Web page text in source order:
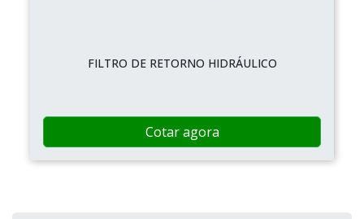
FILTRO DE RETORNO HIDRÁULICO
Cotar agora